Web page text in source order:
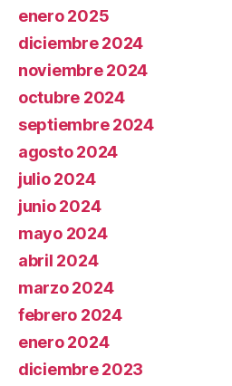
enero 2025
diciembre 2024
noviembre 2024
octubre 2024
septiembre 2024
agosto 2024
julio 2024
junio 2024
mayo 2024
abril 2024
marzo 2024
febrero 2024
enero 2024
diciembre 2023